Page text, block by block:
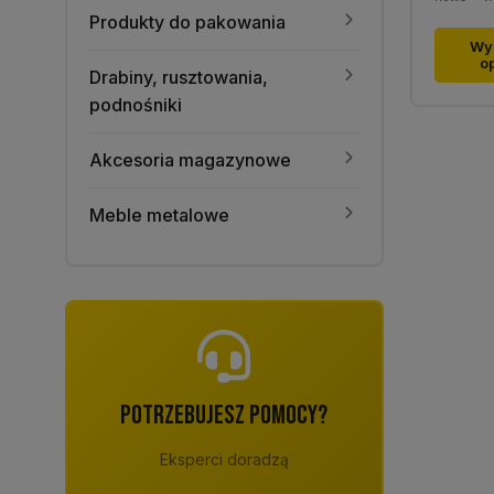
Produkty do pakowania
Drabiny, rusztowania,
podnośniki
Akcesoria magazynowe
Meble metalowe
POTRZEBUJESZ POMOCY?
Eksperci doradzą